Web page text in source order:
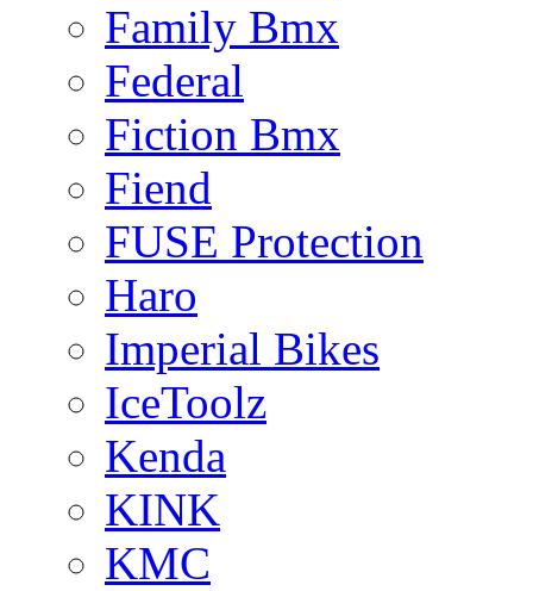
Family Bmx
Federal
Fiction Bmx
Fiend
FUSE Protection
Haro
Imperial Bikes
IceToolz
Kenda
KINK
KMC